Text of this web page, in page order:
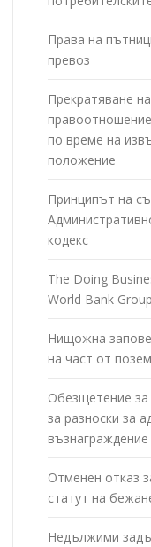
Права на
превоз
Прекратяване
по време на
положение
Принципът на
кодекс
The Doing
World Bank Group
Нищожна
на част от
Обезщетение
за разноски за
възнаграждение
Отменен отказ
статут на
Недължими